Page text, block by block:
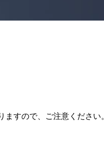
すので、ご注意ください。